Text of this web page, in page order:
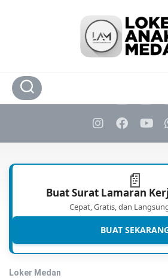
📄
Buat Surat Lamaran
Cepat, Gratis, dan
BUAT
Loker Medan